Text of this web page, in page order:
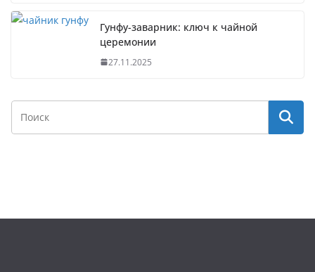
Гунфу-заварник: ключ к чайной
церемонии
27.11.2025